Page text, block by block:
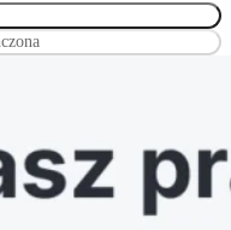
i zawodowych